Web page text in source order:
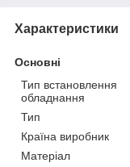
Характеристики
Основні
Тип встановлення
обладнання
Тип
Країна виробник
Матеріал